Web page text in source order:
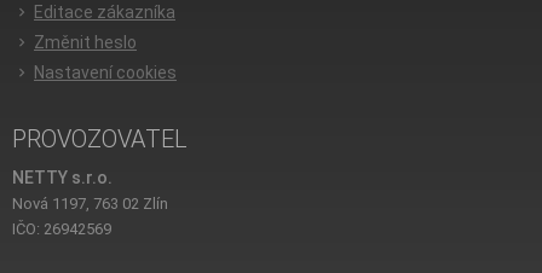
Editace zákazníka
Změnit heslo
Nastavení cookies
PROVOZOVATEL
NETTY s.r.o.
Nová 1197, 763 02 Zlín
IČO: 26942569